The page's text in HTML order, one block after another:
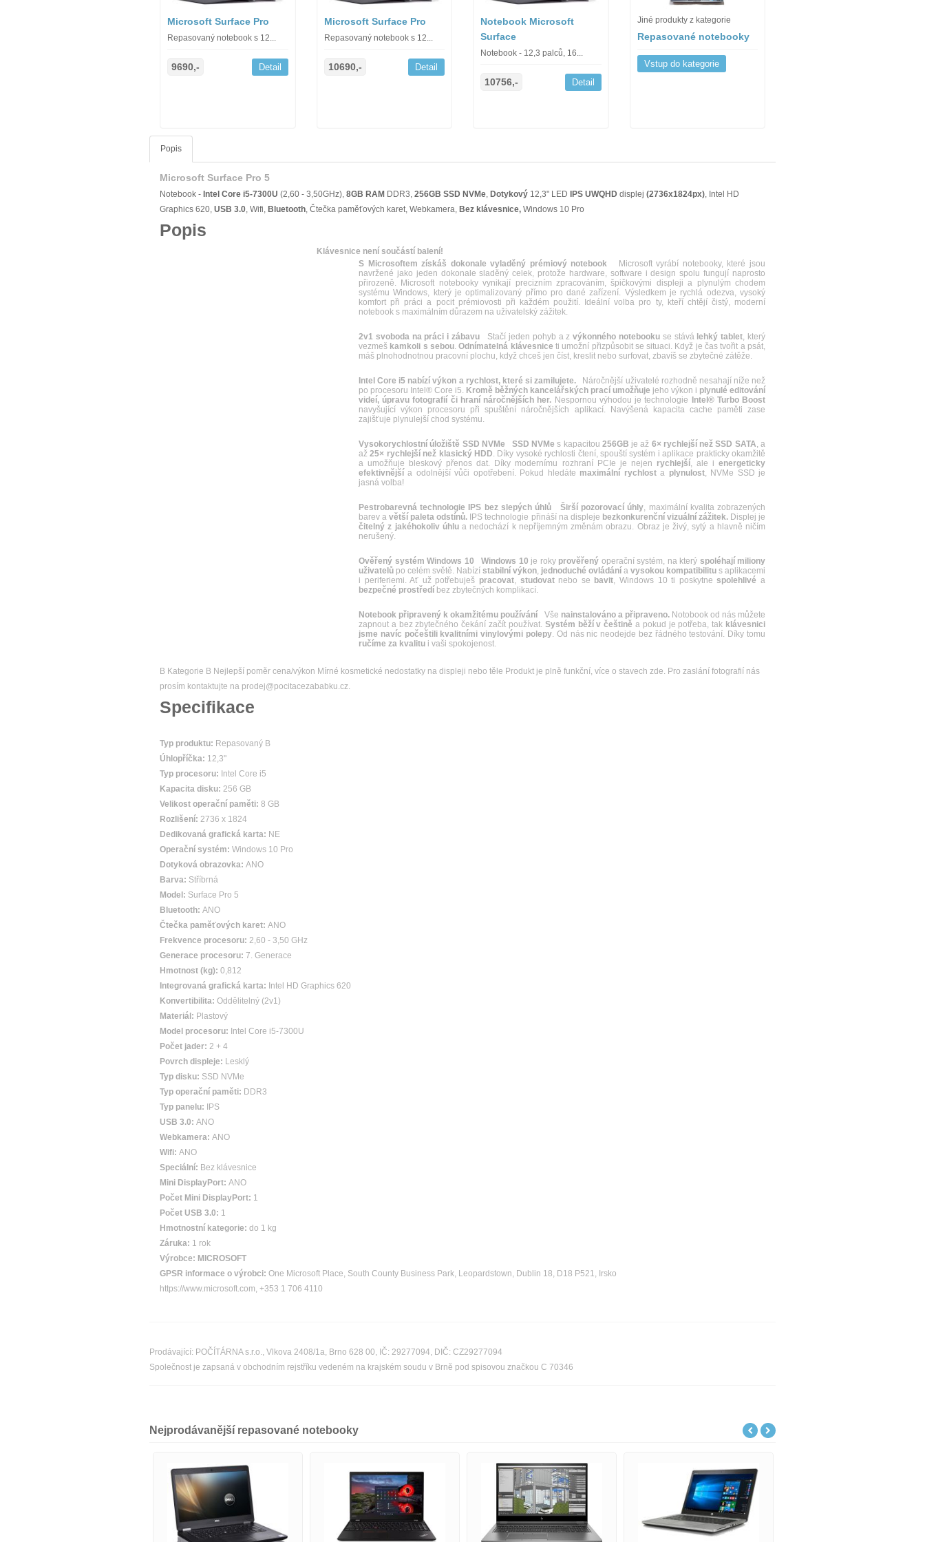
Microsoft Surface Pro
Repasovaný notebook s 12...
9690,- Detail
Microsoft Surface Pro
Repasovaný notebook s 12...
10690,- Detail
Notebook Microsoft
Surface
Notebook - 12,3 palců, 16...
10756,- Detail
Jiné produkty z kategorie
Repasované notebooky
Vstup do kategorie
Popis
Microsoft Surface Pro 5
Notebook - Intel Core i5-7300U (2,60 - 3,50GHz), 8GB RAM DDR3, 256GB SSD NVMe, Dotykový 12,3" LED IPS UWQHD displej (2736x1824px), Intel HD
Graphics 620, USB 3.0, Wifi, Bluetooth, Čtečka paměťových karet, Webkamera, Bez klávesnice, Windows 10 Pro
Popis
Klávesnice není součástí balení!
S Microsoftem získáš dokonale vyladěný prémiový notebook Microsoft vyrábí notebooky, které jsou
navržené jako jeden dokonale sladěný celek, protože hardware, software i design spolu fungují naprosto
přirozeně. Microsoft notebooky vynikají precizním zpracováním, špičkovými displeji a plynulým chodem
systému Windows, který je optimalizovaný přímo pro dané zařízení. Výsledkem je rychlá odezva, vysoký
komfort při práci a pocit prémiovosti při každém použití. Ideální volba pro ty, kteří chtějí čistý, moderní
notebook s maximálním důrazem na uživatelský zážitek.
2v1 svoboda na práci i zábavuStačí jeden pohyb a zvýkonného notebooku se stává lehký tablet, který
vezmeš kamkoli s sebou.Odnímatelná klávesnice ti umožní přizpůsobit se situaci. Když je čas tvořit a psát,
máš plnohodnotnou pracovní plochu, když chceš jen číst, kreslit nebo surfovat, zbavíš se zbytečné zátěže.
Intel Core i5 nabízí výkon a rychlost, které si zamilujete. Náročnější uživatelé rozhodně nesahají níže než
po procesoru Intel® Core i5. Kromě běžných kancelářských prací umožňuje jeho výkon i plynulé editování
videí, úpravu fotografií či hraní náročnějších her. Nespornou výhodou je technologie
Intel® Turbo Boost
navyšující výkon procesoru při spuštění náročnějších aplikací. Navýšená kapacita cache paměti zase
zajišťuje plynulejší chod systému.
Vysokorychlostní úložiště SSD NVMe SSD NVMe s kapacitou 256GB je až 6× rychlejší než SSD SATA, a
až25× rychlejší než klasický HDD. Díky vysoké rychlosti čtení, spouští systém i aplikace prakticky okamžitě
a umožňuje bleskový přenos dat. Díky modernímu rozhraní PCIe je nejen rychlejší, ale ienergeticky
efektivnější a odolnější vůči opotřebení. Pokud hledáte maximální rychlosta plynulost, NVMe SSD je
jasná volba!
Pestrobarevná technologie IPS bez slepých úhlů Širší pozorovací úhly, maximální kvalita zobrazených
barev avětší paleta odstínů. IPS technologie přináší na displeje bezkonkurenční vizuální zážitek.Displej je
čitelný z jakéhokoliv úhlua nedochází k nepříjemným změnám obrazu. Obraz je živý, sytý a hlavně ničím
nerušený.
Ověřený systém Windows 10 Windows 10 je roky prověřený operační systém, na který spoléhají miliony
uživatelů po celém světě. Nabízí stabilní výkon, jednoduché ovládání a vysokou kompatibilitu s aplikacemi
i periferiemi. Ať už potřebuješ pracovat, studovatnebo se bavit, Windows 10 ti poskytnespolehlivé a
bezpečné prostředí bez zbytečných komplikací.
Notebook připravený k okamžitému používání Vše nainstalováno a připraveno.Notobook od nás můžete
zapnout a bez zbytečného čekání začít používat. Systém běží v češtině a pokud je potřeba, tak klávesnici
jsme navíc počeštili kvalitními vinylovými polepy. Od nás nic neodejde bez řádného testování. Díky tomu
ručíme za kvalitu i vaši spokojenost.
B Kategorie B Nejlepší poměr cena/výkon Mírné kosmetické nedostatky na displeji nebo těle Produkt je plně funkční, více o stavech zde. Pro zaslání fotografií nás
prosím kontaktujte na prodej@pocitacezababku.cz.
Specifikace
Typ produktu: Repasovaný B
Úhlopříčka: 12,3"
Typ procesoru: Intel Core i5
Kapacita disku: 256 GB
Velikost operační paměti: 8 GB
Rozlišení: 2736 x 1824
Dedikovaná grafická karta: NE
Operační systém: Windows 10 Pro
Dotyková obrazovka: ANO
Barva: Stříbrná
Model: Surface Pro 5
Bluetooth: ANO
Čtečka paměťových karet: ANO
Frekvence procesoru: 2,60 - 3,50 GHz
Generace procesoru: 7. Generace
Hmotnost (kg): 0,812
Integrovaná grafická karta: Intel HD Graphics 620
Konvertibilita: Oddělitelný (2v1)
Materiál: Plastový
Model procesoru: Intel Core i5-7300U
Počet jader: 2 + 4
Povrch displeje: Lesklý
Typ disku: SSD NVMe
Typ operační paměti: DDR3
Typ panelu:
IPS
USB 3.0: ANO
Webkamera: ANO
Wifi: ANO
Speciální: Bez klávesnice
Mini DisplayPort: ANO
Počet Mini DisplayPort: 1
Počet USB 3.0: 1
Hmotnostní kategorie: do 1 kg
Záruka: 1 rok
Výrobce: MICROSOFT
GPSR informace o výrobci: One Microsoft Place, South County Business Park, Leopardstown, Dublin 18, D18 P521, Irsko
https://www.microsoft.com, +353 1 706 4110
Prodávající: POČÍTÁRNA s.r.o., Vlkova 2408/1a, Brno 628 00, IČ: 29277094, DIČ: CZ29277094
Společnost je zapsaná v obchodním rejstříku vedeném na krajském soudu v Brně pod spisovou značkou C 70346
Nejprodávanější repasované notebooky